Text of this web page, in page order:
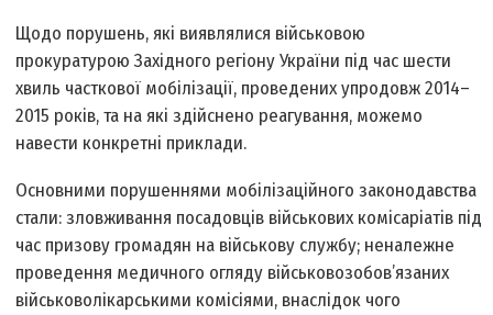
Щодо порушень, які виявлялися військовою
прокуратурою Західного регіону України під час шести
хвиль часткової мобілізації, проведених упродовж 2014–
2015 років, та на які здійснено реагування, можемо
навести конкретні приклади.
Основними порушеннями мобілізаційного законодавства
стали: зловживання посадовців військових комісаріатів під
час призову громадян на військову службу; неналежне
проведення медичного огляду військовозобов’язаних
військово­лікарськими комісіями, внаслідок чого